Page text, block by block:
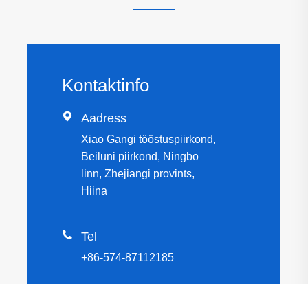
Kontaktinfo
 Aadress
Xiao Gangi tööstuspiirkond,
Beiluni piirkond, Ningbo
linn, Zhejiangi provints,
Hiina
 Tel
+86-574-87112185